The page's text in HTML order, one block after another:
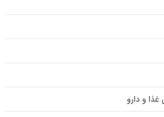
غذا و دارو